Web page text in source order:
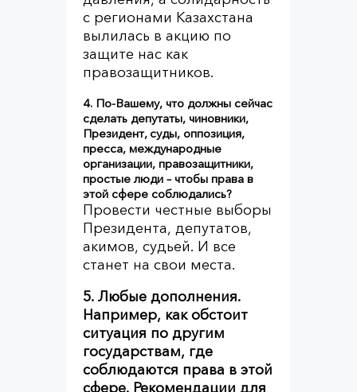
с регионами Казахстана
вылилась в акцию по
защите нас как
правозащитников.
4. По-Вашему, что должны сейчас
сделать депутаты, чиновники,
Президент, суды, оппозиция,
пресса, международные
организации, правозащитники,
простые люди – чтобы права в
этой сфере соблюдались?
Провести честные выборы
Президента, депутатов,
акимов, судьей. И все
станет на свои места.
5. Любые дополнения.
Например, как обстоит
ситуация по другим
государствам, где
соблюдаются права в этой
сфере. Рекомендации для